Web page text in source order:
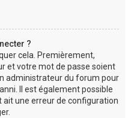
?
cela. Premièrement,
et votre mot de passe soient
administrateur du forum pour
Il est également possible
une erreur de configuration